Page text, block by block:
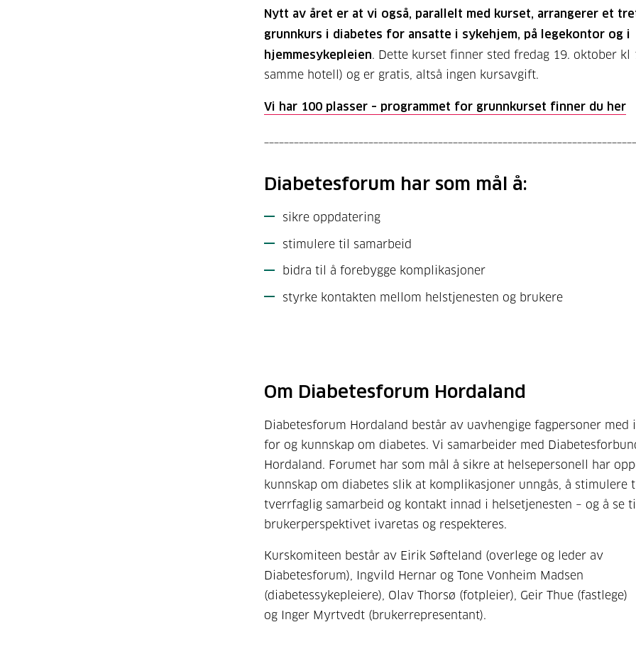
Nytt av året er at vi også, parallelt med kurset, arrangerer et
grunnkurs i diabetes for ansatte i sykehjem, på legekontor og i
hjemmesykepleien. Dette kurset finner sted fredag 19. oktober kl
samme hotell) og er gratis, altså ingen kursavgift.
Vi har 100 plasser – programmet for grunnkurset finner du her
Diabetesforum har som mål å:
sikre oppdatering
stimulere til samarbeid
bidra til å forebygge komplikasjoner
styrke kontakten mellom helstjenesten og brukere
Om Diabetesforum Hordaland
Diabetesforum Hordaland består av uavhengige fagpersoner med
for og kunnskap om diabetes. Vi samarbeider med
Hordaland. Forumet har som mål å sikre at helsepersonell har
kunnskap om diabetes slik at komplikasjoner unngås, å stimulere
tverrfaglig samarbeid og kontakt innad i helsetjenesten – og å se
brukerperspektivet ivaretas og respekteres.
Kurskomiteen består av Eirik Søfteland (overlege og leder av
Diabetesforum), Ingvild Hernar og Tone Vonheim Madsen
(diabetessykepleiere), Olav Thorsø (fotpleier), Geir Thue (fastlege)
og Inger Myrtvedt (brukerrepresentant).